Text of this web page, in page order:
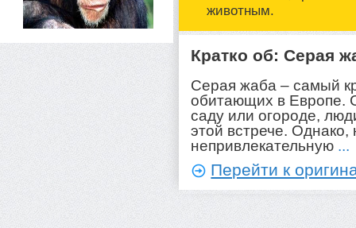
животным.
Кратко об: Серая
Серая жаба – самый
обитающих в Европе.
саду или огороде,
этой встрече.
непривлекательную ...
Перейти к